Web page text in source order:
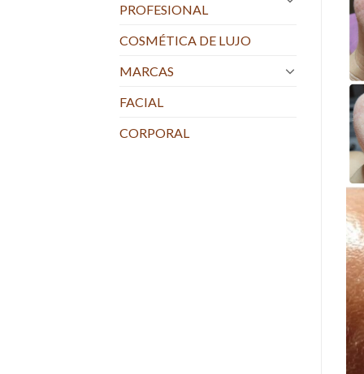
PROFESIONAL
COSMÉTICA DE LUJO
MARCAS
FACIAL
CORPORAL